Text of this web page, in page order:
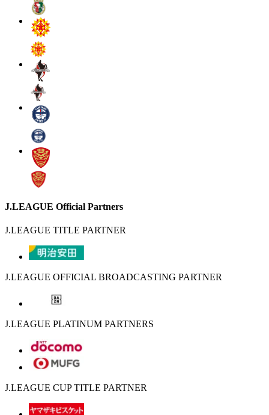
J.LEAGUE Official Partners
J.LEAGUE TITLE PARTNER
J.LEAGUE OFFICIAL BROADCASTING PARTNER
J.LEAGUE PLATINUM PARTNERS
J.LEAGUE CUP TITLE PARTNER